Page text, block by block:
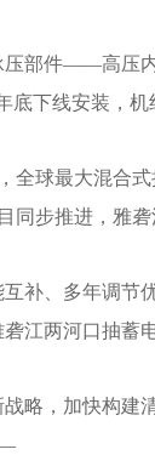
压部件——高压
底下线安装，
全球最大混合
同步推进，雅
补、多年调节
江两河口抽蓄
略，加快构建